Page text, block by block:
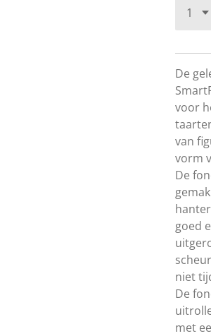
De
voor
van
vorm
De
goed
niet
De
met